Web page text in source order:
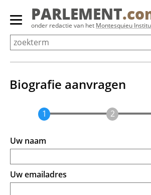
Overslaan
Primair
menu
tonen/verbergen
PARLEMENT
onder redactie van het Montesquieu
Biografie aanvragen
Uw naam
Uw emailadres